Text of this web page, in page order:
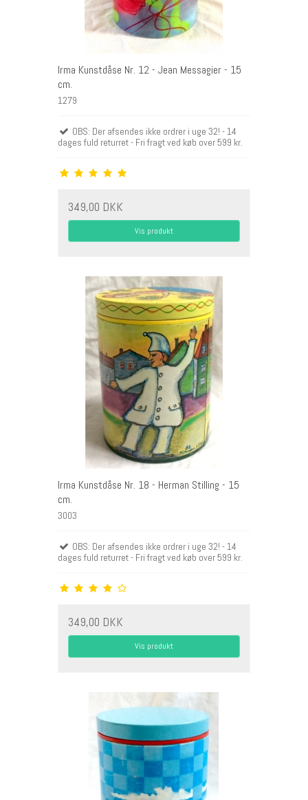
Irma Kunstdåse Nr. 12 - Jean Messagier - 15
cm.
1279
OBS: Der afsendes ikke ordrer i uge 32! - 14
dages fuld returret - Fri fragt ved køb over 599 kr.
349,00 DKK
Vis produkt
Irma Kunstdåse Nr. 18 - Herman Stilling - 15
cm.
3003
OBS: Der afsendes ikke ordrer i uge 32! - 14
dages fuld returret - Fri fragt ved køb over 599 kr.
349,00 DKK
Vis produkt